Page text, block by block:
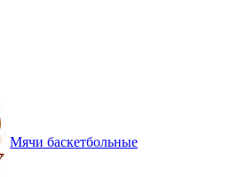
Мячи баскетбольные